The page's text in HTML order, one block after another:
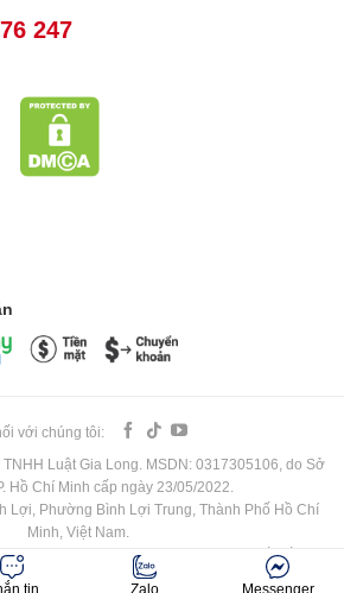
247
với chúng tôi:
Luật Gia Long. MSDN: 0317305106, do Sở
Hồ Chí Minh cấp ngày 23/05/2022.
Lợi, Phường Bình Lợi Trung, Thành Phố Hồ Chí
Minh, Việt Nam.
Email: info@luatgialong.vn. Website thiết kế bởi
tin Zalo Messenger